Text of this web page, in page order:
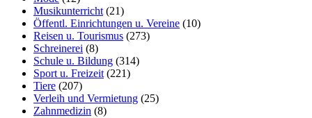
Musikunterricht (21)
Öffentl. Einrichtungen u. Vereine (10)
Reisen u. Tourismus (273)
Schreinerei (8)
Schule u. Bildung (314)
Sport u. Freizeit (221)
Tiere (207)
Verleih und Vermietung (25)
Zahnmedizin (8)